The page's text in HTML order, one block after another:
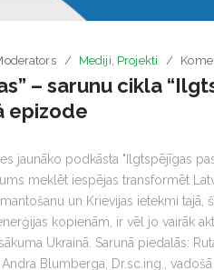
Mediji Projekti
– sarunu cikla
epizode
jaunāko podkāsta "Ilgtspējīgas
meklēt iespējas transformēt
un Krievijas ietekmi tajā,
kopienām, ir vēl jo vairāk
Ukrainā. Sarunā piedalās:
Blumberga, Dr.sc.ing.,